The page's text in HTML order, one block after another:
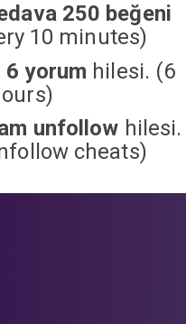
250 beğeni
10 minutes)
yorum hilesi. (6
unfollow hilesi.
cheats)